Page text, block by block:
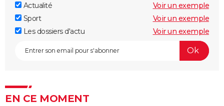
Actualité
Voir un exemple
Sport
Voir un exemple
Les dossiers d'actu
Voir un exemple
EN CE MOMENT